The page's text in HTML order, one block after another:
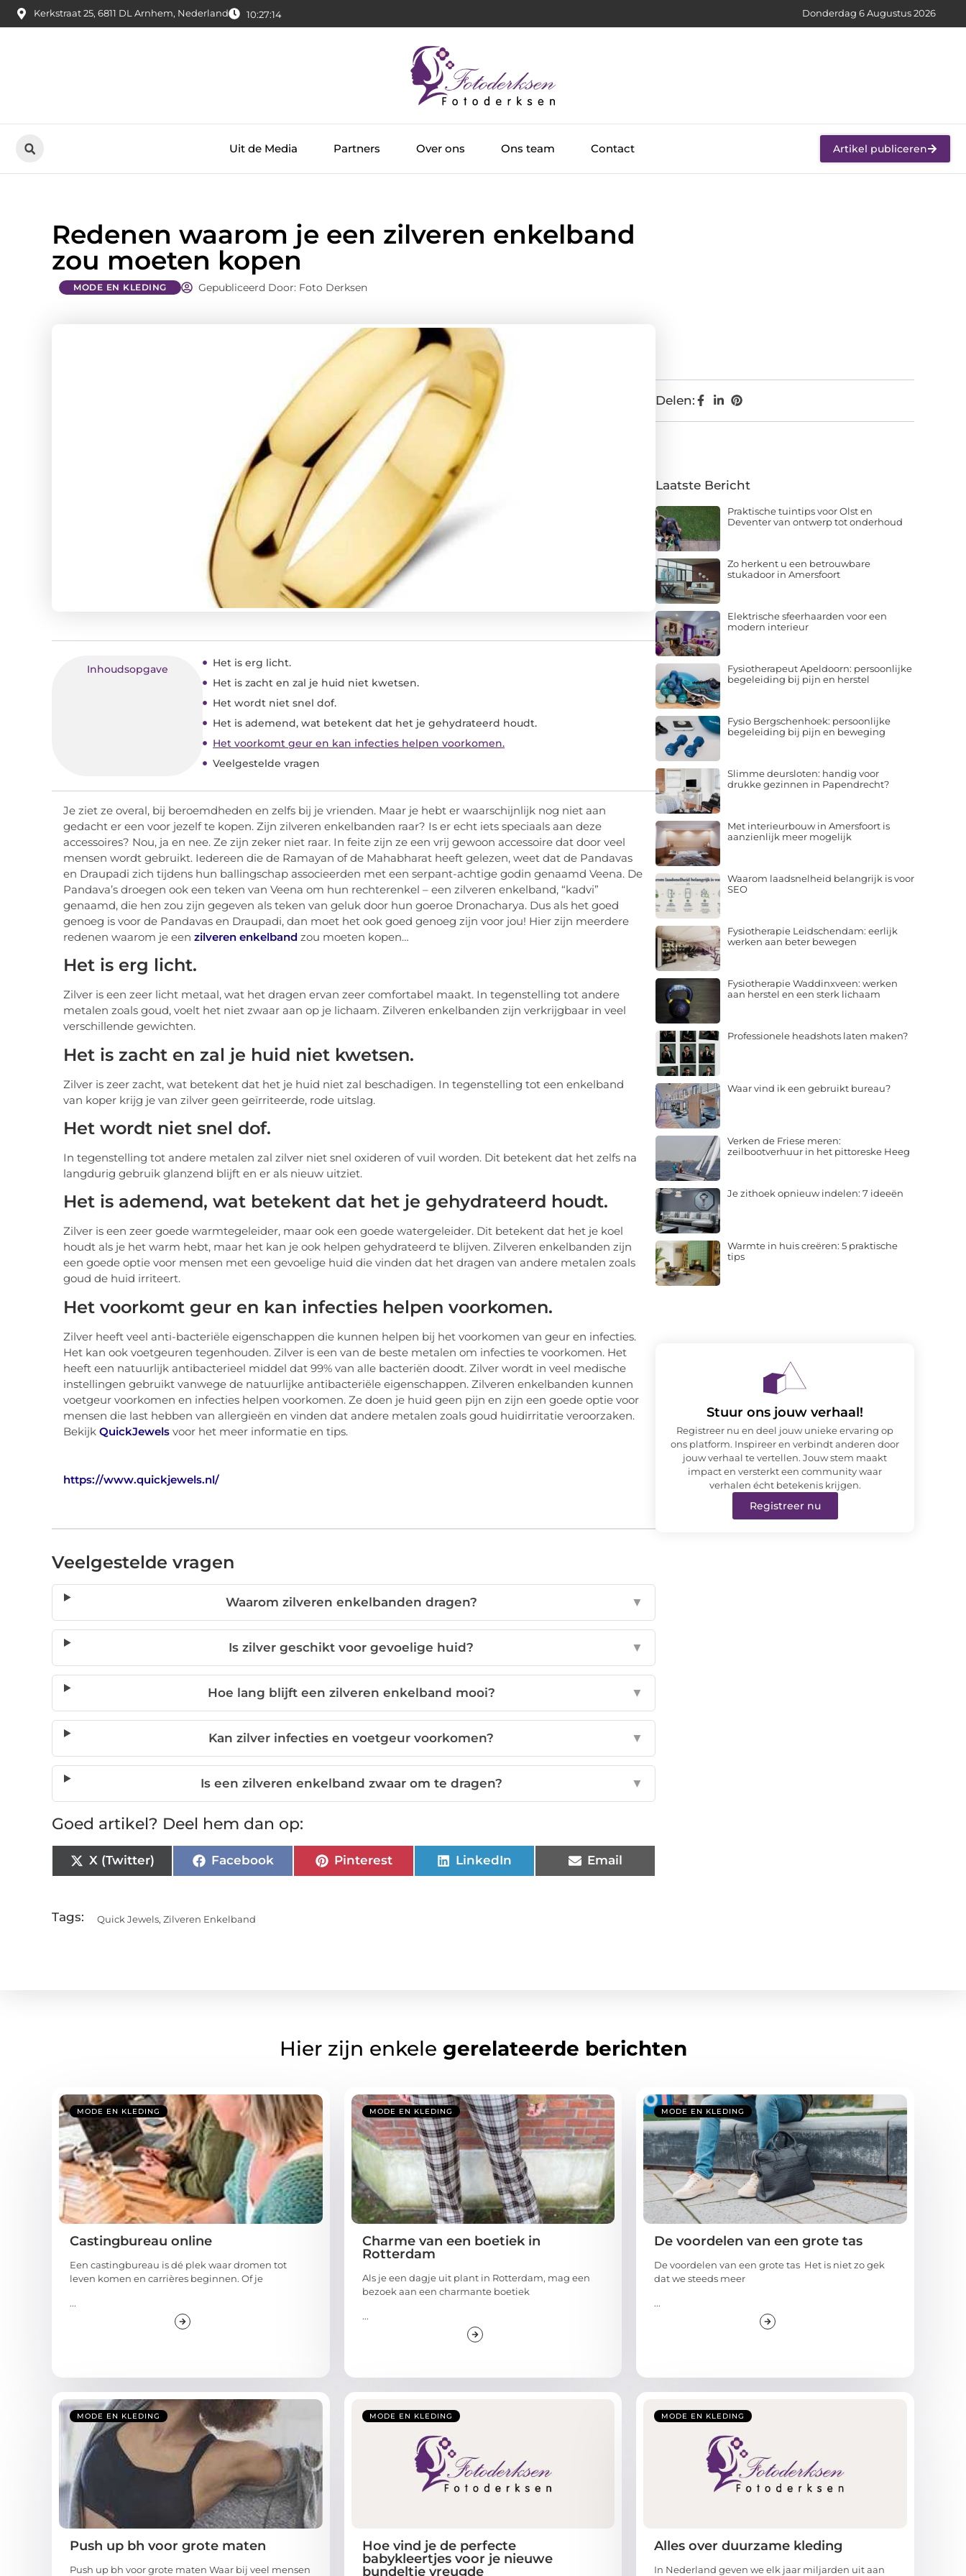
Kerkstraat 25, 6811 DL Arnhem, Nederland 10:27:16 Donderdag 6 Augustus 2026
Uit de Media Partners Over ons Ons team Contact Artikel publiceren
Redenen waarom je een zilveren enkelband
zou moeten kopen
MODE EN KLEDING Gepubliceerd Door: Foto Derksen
Inhoudsopgave
Het is erg licht.
Het is zacht en zal je huid niet kwetsen.
Het wordt niet snel dof.
Het is ademend, wat betekent dat het je gehydrateerd houdt.
Het voorkomt geur en kan infecties helpen voorkomen.
Veelgestelde vragen
Je ziet ze overal, bij beroemdheden en zelfs bij je vrienden. Maar je hebt er waarschijnlijk nog niet aan
gedacht er een voor jezelf te kopen. Zijn zilveren enkelbanden raar? Is er echt iets speciaals aan deze
accessoires? Nou, ja en nee. Ze zijn zeker niet raar. In feite zijn ze een vrij gewoon accessoire dat door veel
mensen wordt gebruikt. Iedereen die de Ramayan of de Mahabharat heeft gelezen, weet dat de Pandavas
en Draupadi zich tijdens hun ballingschap associeerden met een serpant-achtige godin genaamd Veena. De
Pandava’s droegen ook een teken van Veena om hun rechterenkel – een zilveren enkelband, “kadvi”
genaamd, die hen zou zijn gegeven als teken van geluk door hun goeroe Dronacharya. Dus als het goed
genoeg is voor de Pandavas en Draupadi, dan moet het ook goed genoeg zijn voor jou! Hier zijn meerdere
redenen waarom je een zilveren enkelband zou moeten kopen…
Het is erg licht.
Zilver is een zeer licht metaal, wat het dragen ervan zeer comfortabel maakt. In tegenstelling tot andere
metalen zoals goud, voelt het niet zwaar aan op je lichaam. Zilveren enkelbanden zijn verkrijgbaar in veel
verschillende gewichten.
Het is zacht en zal je huid niet kwetsen.
Zilver is zeer zacht, wat betekent dat het je huid niet zal beschadigen. In tegenstelling tot een enkelband
van koper krijg je van zilver geen geïrriteerde, rode uitslag.
Het wordt niet snel dof.
In tegenstelling tot andere metalen zal zilver niet snel oxideren of vuil worden. Dit betekent dat het zelfs na
langdurig gebruik glanzend blijft en er als nieuw uitziet.
Het is ademend, wat betekent dat het je gehydrateerd houdt.
Zilver is een zeer goede warmtegeleider, maar ook een goede watergeleider. Dit betekent dat het je koel
houdt als je het warm hebt, maar het kan je ook helpen gehydrateerd te blijven. Zilveren enkelbanden zijn
een goede optie voor mensen met een gevoelige huid die vinden dat het dragen van andere metalen zoals
goud de huid irriteert.
Het voorkomt geur en kan infecties helpen voorkomen.
Zilver heeft veel anti-bacteriële eigenschappen die kunnen helpen bij het voorkomen van geur en infecties.
Het kan ook voetgeuren tegenhouden. Zilver is een van de beste metalen om infecties te voorkomen. Het
heeft een natuurlijk antibacterieel middel dat 99% van alle bacteriën doodt. Zilver wordt in veel medische
instellingen gebruikt vanwege de natuurlijke antibacteriële eigenschappen. Zilveren enkelbanden kunnen
voetgeur voorkomen en infecties helpen voorkomen. Ze doen je huid geen pijn en zijn een goede optie voor
mensen die last hebben van allergieën en vinden dat andere metalen zoals goud huidirritatie veroorzaken.
Bekijk QuickJewels voor het meer informatie en tips.
https://www.quickjewels.nl/
Veelgestelde vragen
Waarom zilveren enkelbanden dragen? ▼
Is zilver geschikt voor gevoelige huid? ▼
Hoe lang blijft een zilveren enkelband mooi? ▼
Kan zilver infecties en voetgeur voorkomen? ▼
Is een zilveren enkelband zwaar om te dragen? ▼
Goed artikel? Deel hem dan op:
X (Twitter) Facebook Pinterest LinkedIn Email
Tags: Quick Jewels, Zilveren Enkelband
Delen:
Laatste Bericht
Praktische tuintips voor Olst en
Deventer van ontwerp tot onderhoud
Zo herkent u een betrouwbare
stukadoor in Amersfoort
Elektrische sfeerhaarden voor een
modern interieur
Fysiotherapeut Apeldoorn: persoonlijke
begeleiding bij pijn en herstel
Fysio Bergschenhoek: persoonlijke
begeleiding bij pijn en beweging
Slimme deursloten: handig voor
drukke gezinnen in Papendrecht?
Met interieurbouw in Amersfoort is
aanzienlijk meer mogelijk
Waarom laadsnelheid belangrijk is voor
SEO
Fysiotherapie Leidschendam: eerlijk
werken aan beter bewegen
Fysiotherapie Waddinxveen: werken
aan herstel en een sterk lichaam
Professionele headshots laten maken?
Waar vind ik een gebruikt bureau?
Verken de Friese meren:
zeilbootverhuur in het pittoreske Heeg
Je zithoek opnieuw indelen: 7 ideeën
Warmte in huis creëren: 5 praktische
tips
Stuur ons jouw verhaal!
Registreer nu en deel jouw unieke ervaring op
ons platform. Inspireer en verbindt anderen door
jouw verhaal te vertellen. Jouw stem maakt
impact en versterkt een community waar
verhalen écht betekenis krijgen.
Registreer nu
Hier zijn enkele gerelateerde berichten
MODE EN KLEDING
Castingbureau online
Een castingbureau is dé plek waar dromen tot
leven komen en carrières beginnen. Of je
...
MODE EN KLEDING
Charme van een boetiek in
Rotterdam
Als je een dagje uit plant in Rotterdam, mag een
bezoek aan een charmante boetiek
...
MODE EN KLEDING
De voordelen van een grote tas
De voordelen van een grote tas Het is niet zo gek
dat we steeds meer
...
MODE EN KLEDING
Push up bh voor grote maten
Push up bh voor grote maten Waar bij veel mensen
MODE EN KLEDING
Hoe vind je de perfecte
babykleertjes voor je nieuwe
bundeltje vreugde
MODE EN KLEDING
Alles over duurzame kleding
In Nederland geven we elk jaar miljarden uit aan